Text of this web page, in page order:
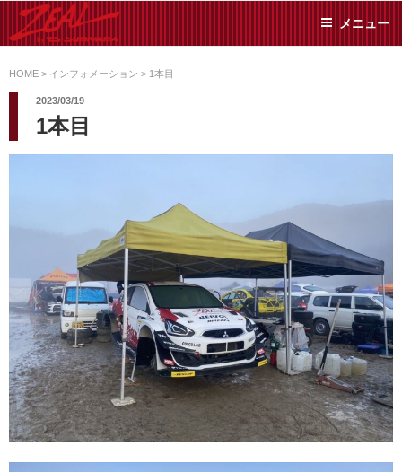
ン
ツ
ス
SUMIYAMA
た日常メンテから各種チ
ューニングまで、車に関
リーでお任せください!
メニュー
HOME > インフォメーション > 1本目
2023/03/19
1本目